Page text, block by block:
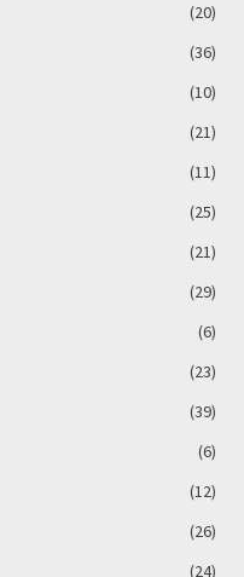
(20)
(36)
(10)
(21)
(11)
(25)
(21)
(29)
(6)
(23)
(39)
(6)
(12)
(26)
(24)